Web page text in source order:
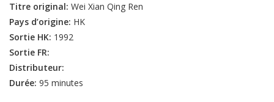
Titre original: Wei Xian Qing Ren
Pays d’origine: HK
Sortie HK: 1992
Sortie FR:
Distributeur:
Durée: 95 minutes